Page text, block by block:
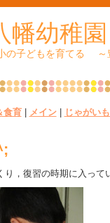
幡幼稚園
子どもを育てる ～
食育| メイン| じゃがい
，復習の時期に入って